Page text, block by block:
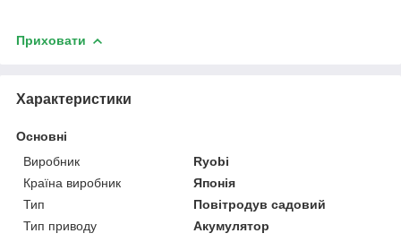
Приховати
Характеристики
Основні
Виробник
Ryobi
Країна виробник
Японія
Тип
Повітродув садовий
Тип приводу
Акумулятор